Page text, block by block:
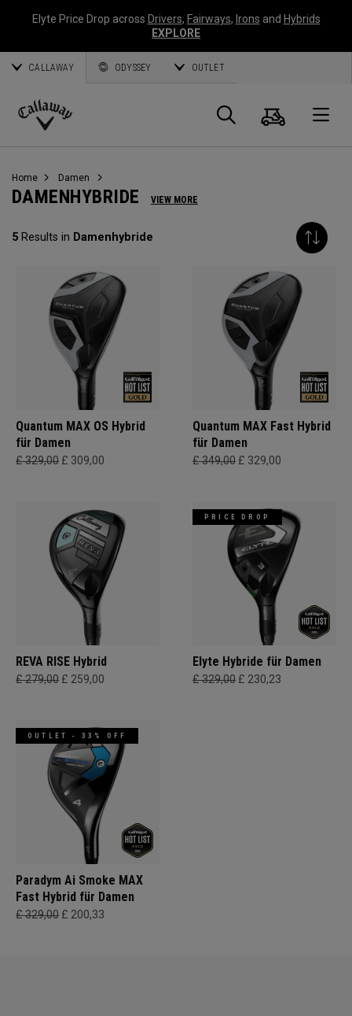
Elyte Price Drop across Drivers, Fairways, Irons and Hybrids
EXPLORE
CALLAWAY ODYSSEY OUTLET
Callaway
Suche
Home Damen
DAMENHYBRIDE VIEW MORE
5 Results in Damenhybride
Quantum MAX OS Hybrid
für Damen
£ 329,00 £ 309,00
Quantum MAX Fast Hybrid
für Damen
£ 349,00 £ 329,00
REVA RISE Hybrid
£ 279,00 £ 259,00
PRICE DROP
Elyte Hybride für Damen
£ 329,00 £ 230,23
OUTLET - 33% OFF
Paradym Ai Smoke MAX
Fast Hybrid für Damen
£ 329,00 £ 200,33